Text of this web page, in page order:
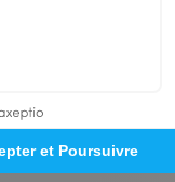
Match